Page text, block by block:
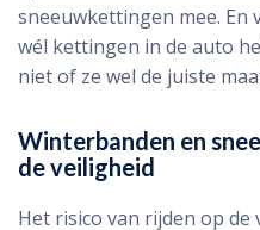
sneeuwkettingen mee. En
wél kettingen in de auto
niet of ze wel de juiste
Winterbanden en
de veiligheid
Het risico van rijden op